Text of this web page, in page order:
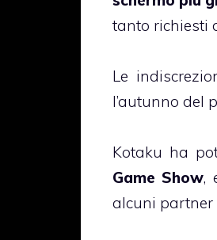
tanto richiesti
Le
l’autunno del
Kotaku ha
Game Show,
alcuni partner